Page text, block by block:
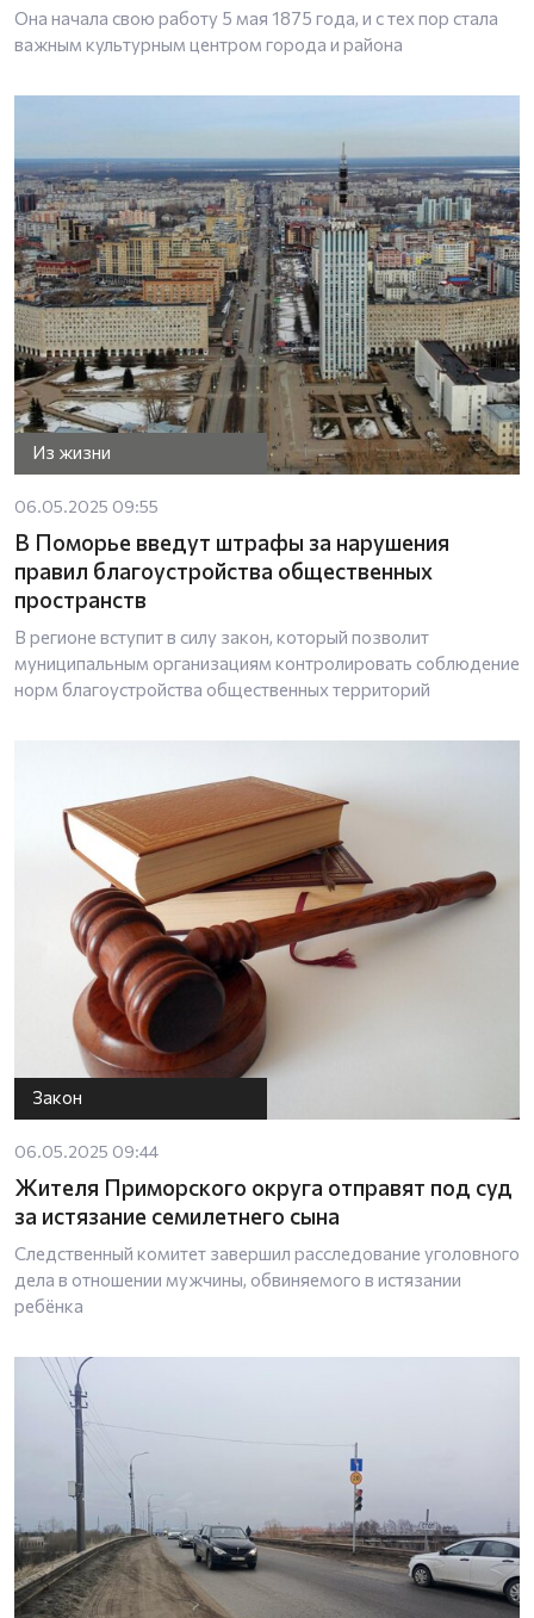
Она начала свою работу 5 мая 1875 года, и с тех пор стала
важным культурным центром города и района
Из жизни
06.05.2025 09:55
В Поморье введут штрафы за нарушения
правил благоустройства общественных
пространств
В регионе вступит в силу закон, который позволит
муниципальным организациям контролировать соблюдение
норм благоустройства общественных территорий
Закон
06.05.2025 09:44
Жителя Приморского округа отправят под суд
за истязание семилетнего сына
Следственный комитет завершил расследование уголовного
дела в отношении мужчины, обвиняемого в истязании
ребёнка